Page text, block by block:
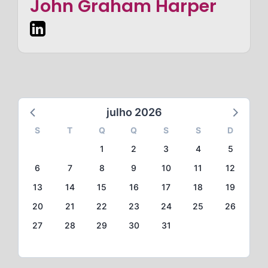
John Graham Harper
julho 2026
S T Q Q S S
D
1
2 3 4
5
6
7 8 9 10 11
12
13
14 15 16 17 18
19
20
21 22 23 24 25
26
27
28 29 30 31